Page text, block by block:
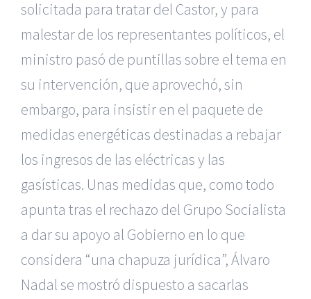
solicitada para tratar del Castor, y para
malestar de los representantes políticos, el
ministro pasó de puntillas sobre el tema en
su intervención, que aprovechó, sin
embargo, para insistir en el paquete de
medidas energéticas destinadas a rebajar
los ingresos de las eléctricas y las
gasísticas. Unas medidas que, como todo
apunta tras el rechazo del Grupo Socialista
a dar su apoyo al Gobierno en lo que
considera “una chapuza jurídica”, Álvaro
Nadal se mostró dispuesto a sacarlas